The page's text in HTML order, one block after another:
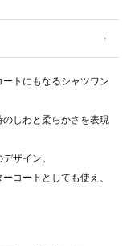
トにもなるシャツワン
しわと柔らかさを表現
ザイン。
コートとしても使え、